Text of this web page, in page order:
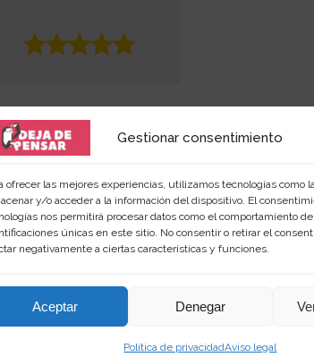
Gestionar consentimiento
ofrecer las mejores experiencias, utilizamos tecnologías como
y/o acceder a la información del dispositivo. El
nos permitirá procesar datos como el comportamiento
únicas en este sitio. No consentir o retirar el
negativamente a ciertas características y funciones.
Aceptar Denegar
Política de privacidadAviso legal
amante de las palabras y de los
en
. Me